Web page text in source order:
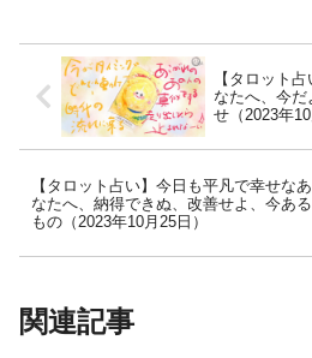
【タロット
なたへ、今だ
せ（2023年10
【タロット占い】今日も平凡で幸せなあ
なたへ、納得できぬ、改善せよ、今ある
もの（2023年10月25日）
関連記事